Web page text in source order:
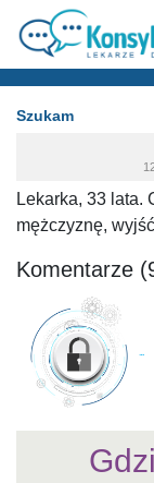
Szukam
Lekarka, 33 lata.
mężczyznę,
Komentarze